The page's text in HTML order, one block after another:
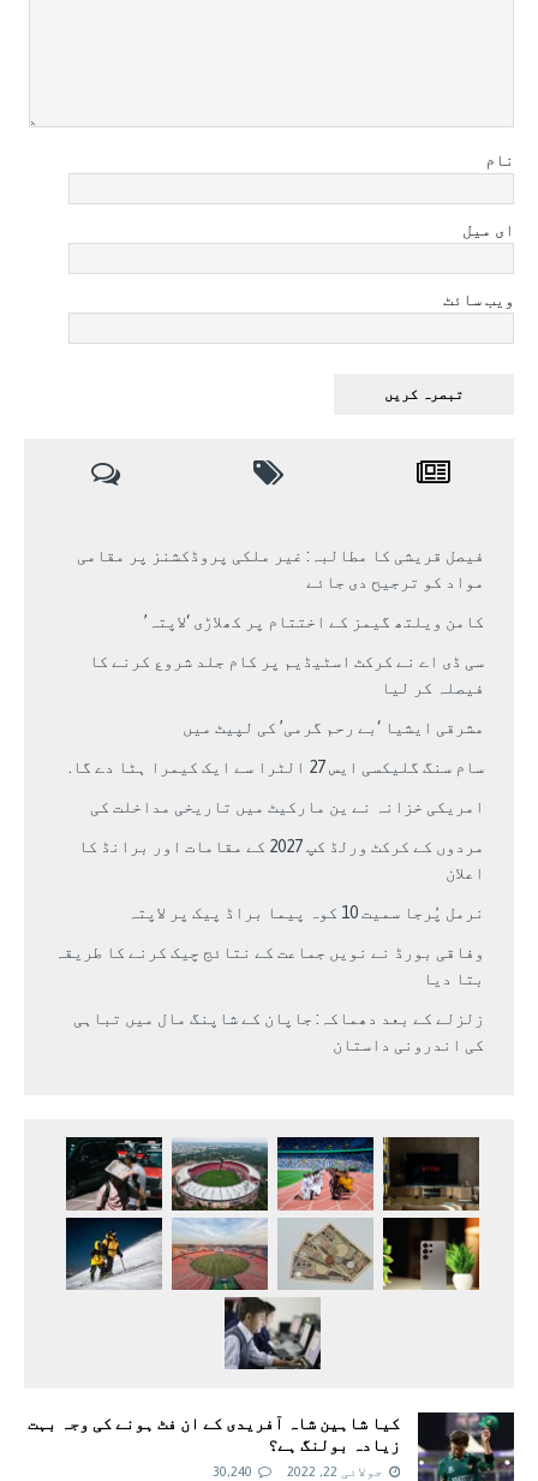
نام
ای میل
ویب سائٹ
فیصل قریشی کا مطالبہ: غیر ملکی پروڈکشنز پر مقامی
مواد کو ترجیح دی جائے
کامن ویلتھ گیمز کے اختتام پر کھلاڑی ‘لاپتہ’
سی ڈی اے نے کرکٹ اسٹیڈیم پر کام جلد شروع کرنے کا
فیصلہ کر لیا
مشرقی ایشیا ‘بے رحم گرمی’ کی لپیٹ میں
سام سنگ گلیکسی ایس 27 الٹرا سے ایک کیمرا ہٹا دے گا.
امریکی خزانہ نے ین مارکیٹ میں تاریخی مداخلت کی
مردوں کے کرکٹ ورلڈ کپ 2027 کے مقامات اور برانڈ کا
اعلان
نرمل پُرجا سمیت 10 کوہ پیما براڈ پیک پر لاپتہ
وفاقی بورڈ نے نویں جماعت کے نتائج چیک کرنے کا طریقہ
بتا دیا
زلزلے کے بعد دھماکہ: جاپان کے شاپنگ مال میں تباہی
کی اندرونی داستان
کیا شاہین شاہ آفریدی کے ان فٹ ہونے کی وجہ بہت
زیادہ بولنگ ہے؟
جولائی 22, 2022 30,240